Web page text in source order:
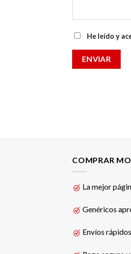
He leído y
COMPRAR
La mejor
Genéricos
Envíos